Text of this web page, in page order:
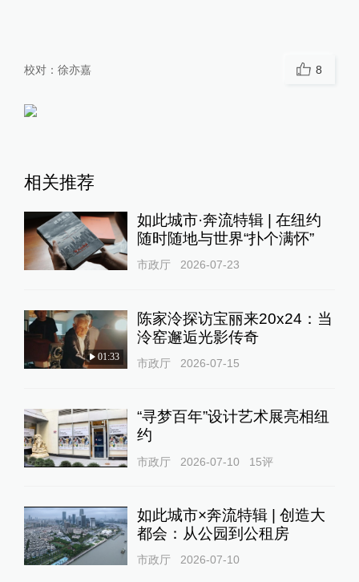
校对： 徐亦嘉 8
相关推荐
如此城市·奔流特辑 | 在纽约
随时随地与世界“扑个满怀”
市政厅 2026-07-23
01:33
陈家泠探访宝丽来20x24：当
泠窑邂逅光影传奇
市政厅 2026-07-15
“寻梦百年”设计艺术展亮相纽
约
市政厅 2026-07-10 15评
如此城市×奔流特辑 | 创造大
都会：从公园到公租房
市政厅 2026-07-10